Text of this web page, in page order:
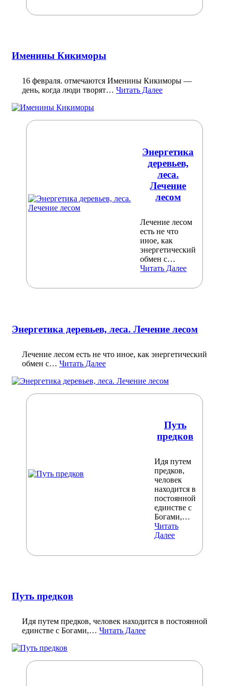
Именины Кикиморы
16 февраля. отмечаются Именины Кикиморы —
день, когда люди творят… Читать Далее
Энергетика
деревьев,
леса.
Лечение
лесом
Лечение лесом
есть не что
иное, как
энергетический
обмен с…
Читать Далее
Энергетика деревьев, леса. Лечение лесом
Лечение лесом есть не что иное, как энергетический
обмен с… Читать Далее
Путь
предков
Идя путем
предков,
человек
находится в
постоянной
единстве с
Богами,…
Читать
Далее
Путь предков
Идя путем предков, человек находится в постоянной
единстве с Богами,… Читать Далее